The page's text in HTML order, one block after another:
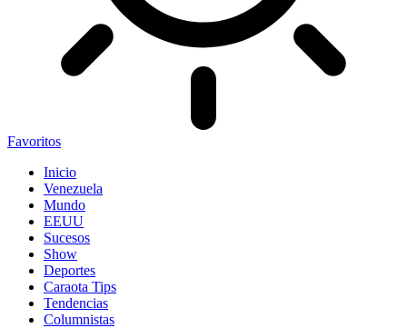
Favoritos
Inicio
Venezuela
Mundo
EEUU
Sucesos
Show
Deportes
Caraota Tips
Tendencias
Columnistas